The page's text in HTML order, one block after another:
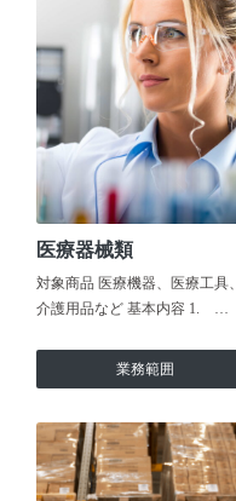
医療器械類
対象商品 医療機器、医療工具、
介護用品など 基本内容 1. …
業務範囲